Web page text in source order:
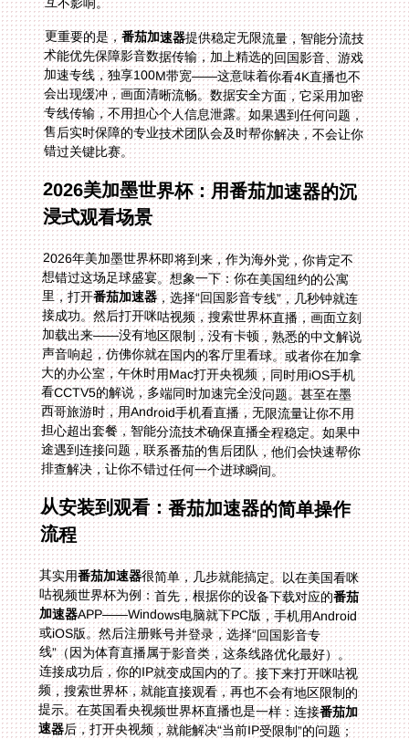
更重要的是，番茄加速器提供稳定无限流量，智能分流技
术能优先保障影音数据传输，加上精选的回国影音、游戏
加速专线，独享100M带宽——这意味着你看4K直播也不
会出现缓冲，画面清晰流畅。数据安全方面，它采用加密
专线传输，不用担心个人信息泄露。如果遇到任何问题，
售后实时保障的专业技术团队会及时帮你解决，不会让你
错过关键比赛。
2026美加墨世界杯：用番茄加速器的沉
浸式观看场景
2026年美加墨世界杯即将到来，作为海外党，你肯定不
想错过这场足球盛宴。想象一下：你在美国纽约的公寓
里，打开番茄加速器，选择“回国影音专线”，几秒钟就连
接成功。然后打开咪咕视频，搜索世界杯直播，画面立刻
加载出来——没有地区限制，没有卡顿，熟悉的中文解说
声音响起，仿佛你就在国内的客厅里看球。或者你在加拿
大的办公室，午休时用Mac打开央视频，同时用iOS手机
看CCTV5的解说，多端同时加速完全没问题。甚至在墨
西哥旅游时，用Android手机看直播，无限流量让你不用
担心超出套餐，智能分流技术确保直播全程稳定。如果中
途遇到连接问题，联系番茄的售后团队，他们会快速帮你
排查解决，让你不错过任何一个进球瞬间。
从安装到观看：番茄加速器的简单操作
流程
其实用番茄加速器很简单，几步就能搞定。以在美国看咪
咕视频世界杯为例：首先，根据你的设备下载对应的番茄
加速器APP——Windows电脑就下PC版，手机用Android
或iOS版。然后注册账号并登录，选择“回国影音专
线”（因为体育直播属于影音类，这条线路优化最好）。
连接成功后，你的IP就变成国内的了。接下来打开咪咕视
频，搜索世界杯，就能直接观看，再也不会有地区限制的
提示。在英国看央视频世界杯直播也是一样：连接番茄加
速器后，打开央视频，就能解决“当前IP受限制”的问题；
想看CCTV5的中文解说，同样操作，画面就能正常播放